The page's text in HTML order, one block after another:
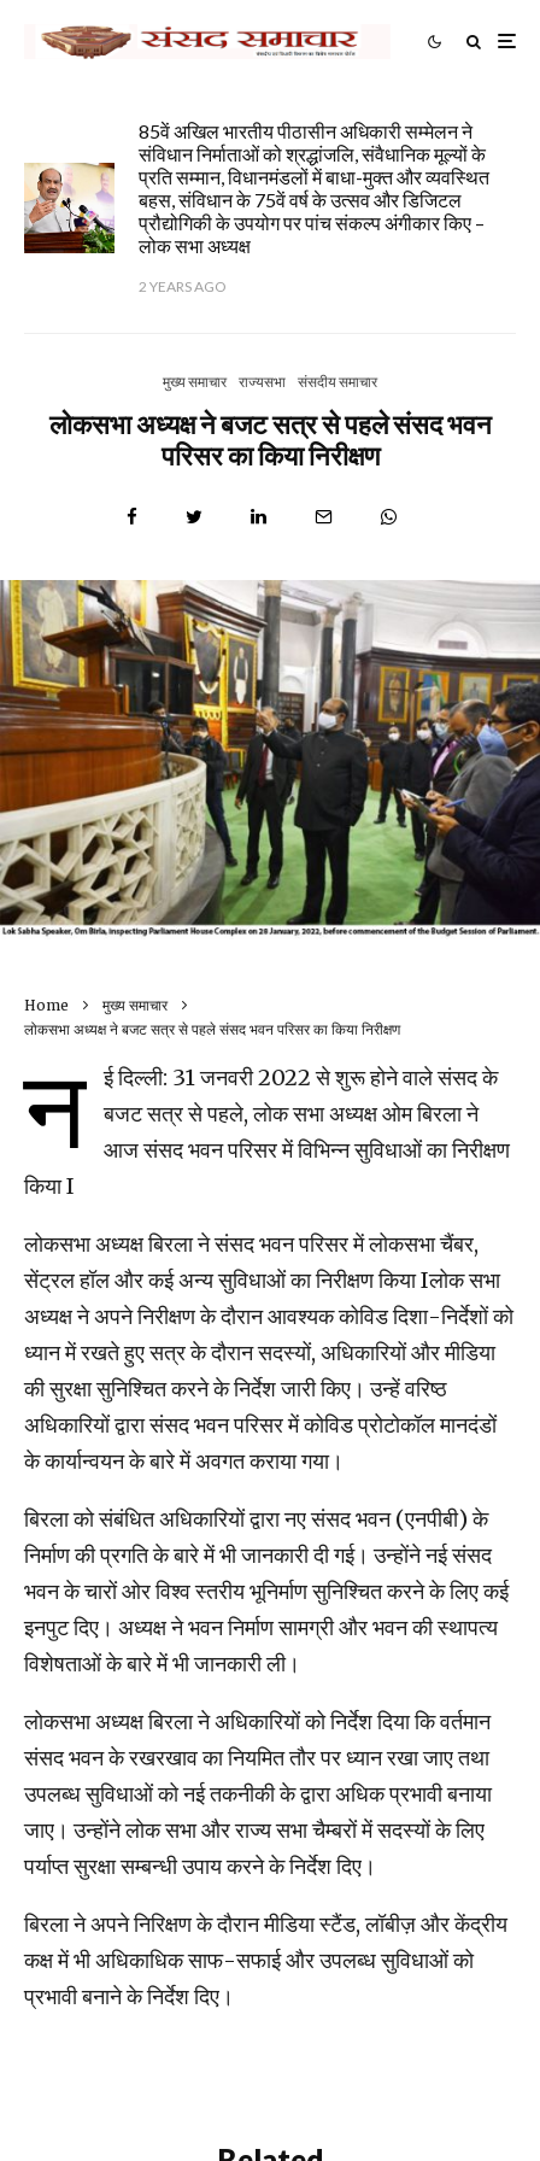
85वें अखिल भारतीय पीठासीन अधिकारी सम्मेलन ने
संविधान निर्माताओं को श्रद्धांजलि, संवैधानिक मूल्यों के
प्रति सम्मान, विधानमंडलों में बाधा-मुक्त और व्यवस्थित
बहस, संविधान के 75वें वर्ष के उत्सव और डिजिटल
प्रौद्योगिकी के उपयोग पर पांच संकल्प अंगीकार किए –
लोक सभा अध्यक्ष
2 YEARS AGO
मुख्य समाचार राज्यसभा संसदीय समाचार
लोकसभा अध्यक्ष ने बजट सत्र से पहले संसद भवन
परिसर का किया निरीक्षण
Home
मुख्य समाचार
लोकसभा अध्यक्ष ने बजट सत्र से पहले संसद भवन परिसर का किया निरीक्षण
न
ई दिल्ली: 31 जनवरी 2022 से शुरू होने वाले संसद के
बजट सत्र से पहले, लोक सभा अध्यक्ष ओम बिरला ने
आज संसद भवन परिसर में विभिन्न सुविधाओं का निरीक्षण
किया I
लोकसभा अध्यक्ष बिरला ने संसद भवन परिसर में लोकसभा चैंबर,
सेंट्रल हॉल और कई अन्य सुविधाओं का निरीक्षण किया Iलोक सभा
अध्यक्ष ने अपने निरीक्षण के दौरान आवश्यक कोविड दिशा-निर्देशों को
ध्यान में रखते हुए सत्र के दौरान सदस्यों, अधिकारियों और मीडिया
की सुरक्षा सुनिश्चित करने के निर्देश जारी किए। उन्हें वरिष्ठ
अधिकारियों द्वारा संसद भवन परिसर में कोविड प्रोटोकॉल मानदंडों
के कार्यान्वयन के बारे में अवगत कराया गया।
बिरला को संबंधित अधिकारियों द्वारा नए संसद भवन (एनपीबी) के
निर्माण की प्रगति के बारे में भी जानकारी दी गई। उन्होंने नई संसद
भवन के चारों ओर विश्व स्तरीय भूनिर्माण सुनिश्चित करने के लिए कई
इनपुट दिए। अध्यक्ष ने भवन निर्माण सामग्री और भवन की स्थापत्य
विशेषताओं के बारे में भी जानकारी ली।
लोकसभा अध्यक्ष बिरला ने अधिकारियों को निर्देश दिया कि वर्तमान
संसद भवन के रखरखाव का नियमित तौर पर ध्यान रखा जाए तथा
उपलब्ध सुविधाओं को नई तकनीकी के द्वारा अधिक प्रभावी बनाया
जाए। उन्होंने लोक सभा और राज्य सभा चैम्बरों में सदस्यों के लिए
पर्याप्त सुरक्षा सम्बन्धी उपाय करने के निर्देश दिए।
बिरला ने अपने निरिक्षण के दौरान मीडिया स्टैंड, लॉबीज़ और केंद्रीय
कक्ष में भी अधिकाधिक साफ-सफाई और उपलब्ध सुविधाओं को
प्रभावी बनाने के निर्देश दिए।